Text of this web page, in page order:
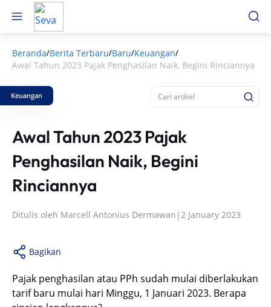
Beranda/Berita Terbaru/Baru/Keuangan/
Awal Tahun 2023 Pajak Penghasilan Naik, Begini Rinciannya
Keuangan
Awal Tahun 2023 Pajak
Penghasilan Naik, Begini
Rinciannya
Ditulis oleh Marcell Antonius Dermawan |2 January 2023
Bagikan
Pajak penghasilan atau PPh sudah mulai diberlakukan
tarif baru mulai hari Minggu, 1 Januari 2023. Berapa